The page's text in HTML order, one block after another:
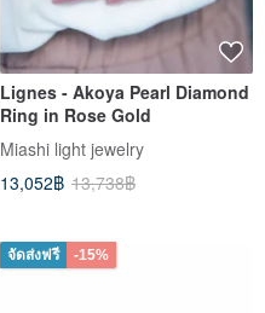
Lignes - Akoya Pearl Diamond
Ring in Rose Gold
Miashi light jewelry
13,052฿ 13,738฿
จัดส่งฟรี -15%